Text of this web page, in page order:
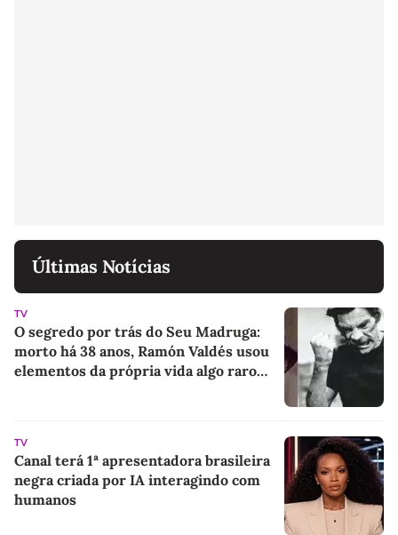
Últimas Notícias
TV
O segredo por trás do Seu Madruga:
morto há 38 anos, Ramón Valdés usou
elementos da própria vida algo raro
TV
Canal terá 1ª apresentadora brasileira
negra criada por IA interagindo com
humanos